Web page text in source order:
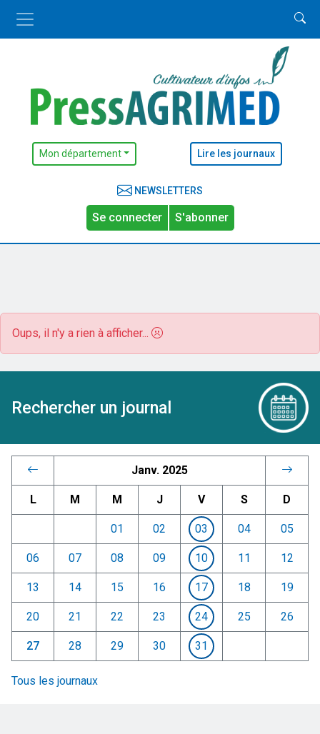
Mon département Lire les journaux
NEWSLETTERS
Se connecter S'abonner
Oups, il n'y a rien à afficher...
Rechercher un journal
Janv. 2025
L M M J V S D
01 02 03 04 05
06 07 08 09 10 11 12
13 14 15 16 17 18 19
20 21 22 23 24 25 26
27 28 29 30 31
Tous les journaux